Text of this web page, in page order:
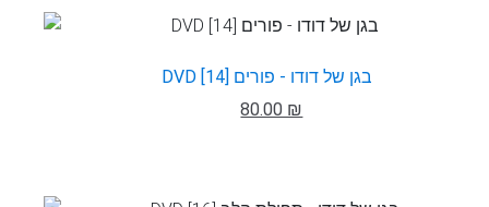
DVD בגן של דודו - פורים [14]
80.00 ₪